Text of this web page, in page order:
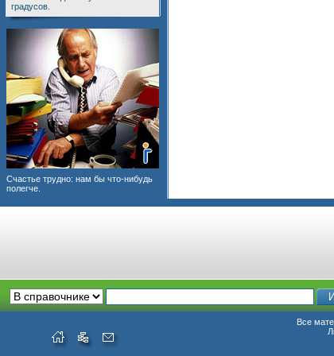
градусов.
Счастье трудно: нам бы что-нибудь
полегче.
Все